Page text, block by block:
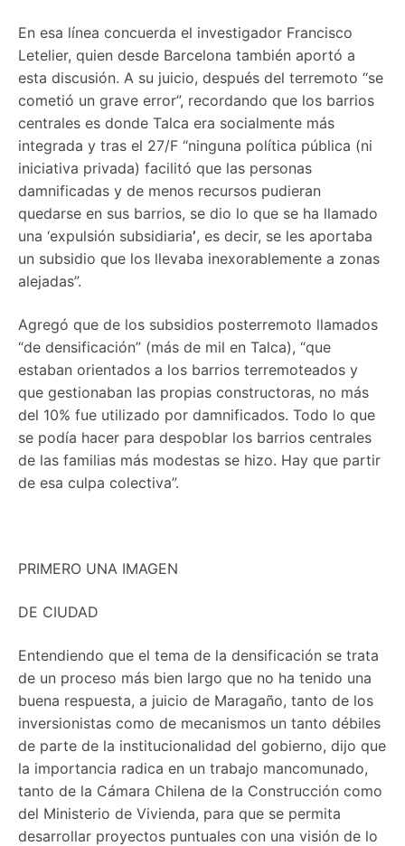
En esa línea concuerda el investigador Francisco
Letelier, quien desde Barcelona también aportó a
esta discusión. A su juicio, después del terremoto “se
cometió un grave error”, recordando que los barrios
centrales es donde Talca era socialmente más
integrada y tras el 27/F “ninguna política pública (ni
iniciativa privada) facilitó que las personas
damnificadas y de menos recursos pudieran
quedarse en sus barrios, se dio lo que se ha llamado
una ‘expulsión subsidiaria’, es decir, se les aportaba
un subsidio que los llevaba inexorablemente a zonas
alejadas”.
Agregó que de los subsidios posterremoto llamados
“de densificación” (más de mil en Talca), “que
estaban orientados a los barrios terremoteados y
que gestionaban las propias constructoras, no más
del 10% fue utilizado por damnificados. Todo lo que
se podía hacer para despoblar los barrios centrales
de las familias más modestas se hizo. Hay que partir
de esa culpa colectiva”.
PRIMERO UNA IMAGEN
DE CIUDAD
Entendiendo que el tema de la densificación se trata
de un proceso más bien largo que no ha tenido una
buena respuesta, a juicio de Maragaño, tanto de los
inversionistas como de mecanismos un tanto débiles
de parte de la institucionalidad del gobierno, dijo que
la importancia radica en un trabajo mancomunado,
tanto de la Cámara Chilena de la Construcción como
del Ministerio de Vivienda, para que se permita
desarrollar proyectos puntuales con una visión de lo